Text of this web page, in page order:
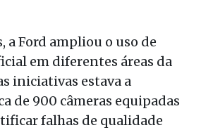
a Ford ampliou o uso de
em diferentes áreas da
iniciativas estava a
de 900 câmeras equipadas
falhas de qualidade